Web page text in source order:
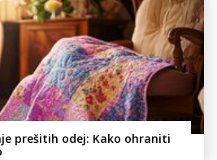
prešitih odej: Kako ohraniti